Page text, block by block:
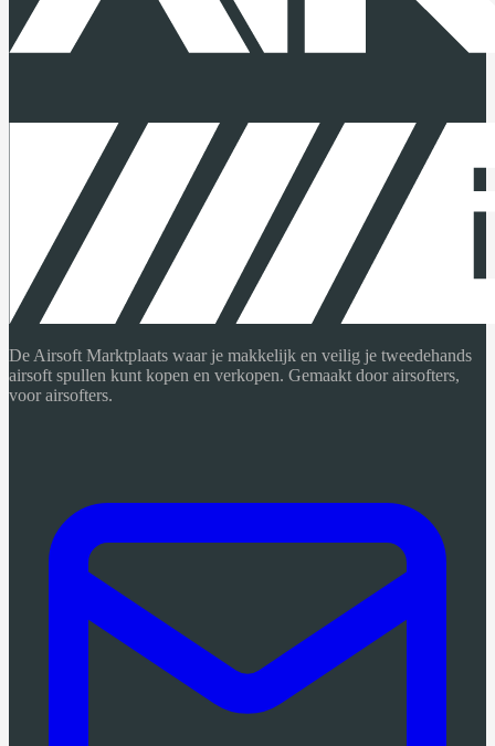
De Airsoft Marktplaats waar je makkelijk en veilig je tweedehands
airsoft spullen kunt kopen en verkopen. Gemaakt door airsofters,
voor airsofters.